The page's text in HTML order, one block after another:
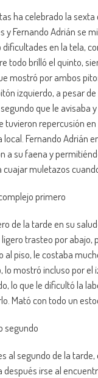
ha celebrado la
y Fernando Adrián se
en la tela,
todo brilló el quinto,
mostró por ambos
izquierdo, a pesar
que le avisaba
tuvieron repercusión
Fernando Adrián
a su faena y
muletazos
primero
de la tarde en su
trasteo por abajo,
piso, le costaba
lo mostró incluso por
lo que le dificultó la
Mató con todo un
segundo
al segundo de la
irse al